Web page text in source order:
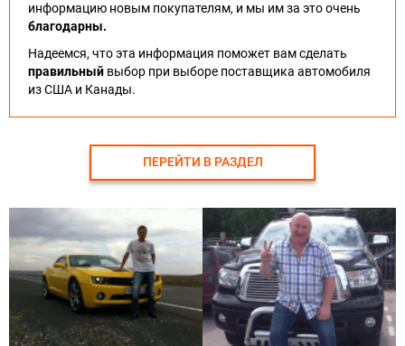
информацию новым покупателям, и мы им за это очень
благодарны.
Надеемся, что эта информация поможет вам сделать
правильный выбор при выборе поставщика автомобиля
из США и Канады.
ПЕРЕЙТИ В РАЗДЕЛ